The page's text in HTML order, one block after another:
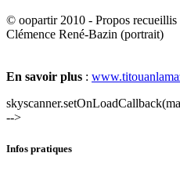
© oopartir 2010 - Propos
Clémence René-Bazin (portrait)
En savoir plus :
-->
Infos pratiques